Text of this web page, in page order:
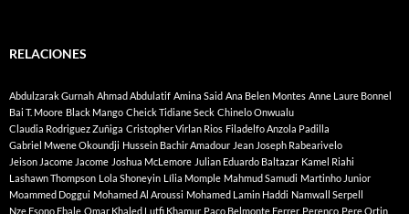
RELACIONES
Abdulzarak Gurnah Ahmad Abdulatif Amina Said Ana Belen Montes Anne Laure Bonnel
Bai T. Moore Black Mango Cheick Tidiane Seck Chinelo Onwualu
Claudia Rodriguez Zuñiga Cristopher Virlan Rios Filadelfo Anzola Padilla
Gabriel Mwene Okoundji Hussein Bachir Amadour Jean Joseph Rabearivelo
Jeison Jacome Jacome Joshua McLemore Julian Eduardo Baltazar Kamel Riahi
Lashawn Thompson Lola Shoneyin Lília Momple Mahmud Samudi Martinho Junior
Moammed Doggui Mohamed Al Aroussi Mohamed Lamin Haddi Namwall Serpell
Nze Esono Ebale Omar Khaled Lutfi Khamur Paco Belmonte Ferrer Perenco Pere Ortin